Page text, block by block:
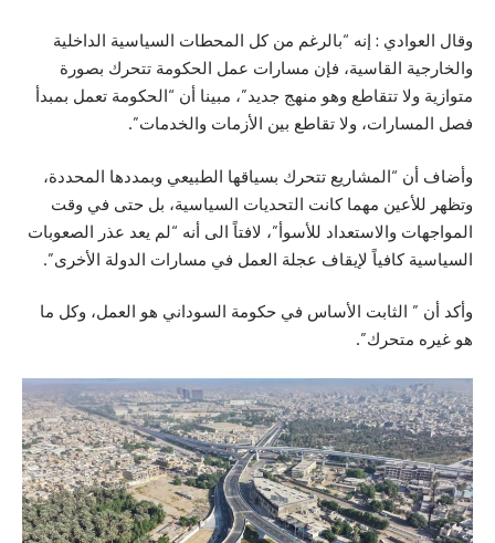
وقال العوادي : إنه “بالرغم من كل المحطات السياسية الداخلية
والخارجية القاسية، فإن مسارات عمل الحكومة تتحرك بصورة
متوازية ولا تتقاطع وهو منهج جديد”، مبينا أن “الحكومة تعمل بمبدأ
فصل المسارات، ولا تقاطع بين الأزمات والخدمات”.
وأضاف أن “المشاريع تتحرك بسياقها الطبيعي وبمددها المحددة،
وتظهر للأعين مهما كانت التحديات السياسية، بل حتى في وقت
المواجهات والاستعداد للأسوأ”، لافتاً الى أنه “لم يعد عذر الصعوبات
السياسية كافياً لإيقاف عجلة العمل في مسارات الدولة الأخرى”.
وأكد أن ” الثابت الأساس في حكومة السوداني هو العمل، وكل ما
هو غيره متحرك”.